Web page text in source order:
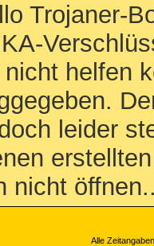
Trojaner-
helfen
leider
nicht
Alle